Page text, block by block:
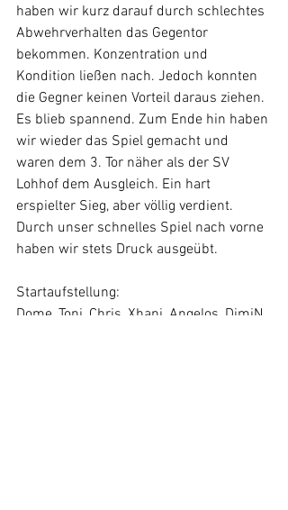
haben wir kurz darauf durch schlechtes
Abwehrverhalten das Gegentor
bekommen. Konzentration und
Kondition ließen nach. Jedoch konnten
die Gegner keinen Vorteil daraus ziehen.
Es blieb spannend. Zum Ende hin haben
wir wieder das Spiel gemacht und
waren dem 3. Tor näher als der SV
Lohhof dem Ausgleich. Ein hart
erspielter Sieg, aber völlig verdient.
Durch unser schnelles Spiel nach vorne
haben wir stets Druck ausgeübt.
Startaufstellung:
Dome, Toni, Chris, Xhani, Angelos, DimiN,